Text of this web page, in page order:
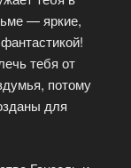
— яркие,
тебя от
потому
для